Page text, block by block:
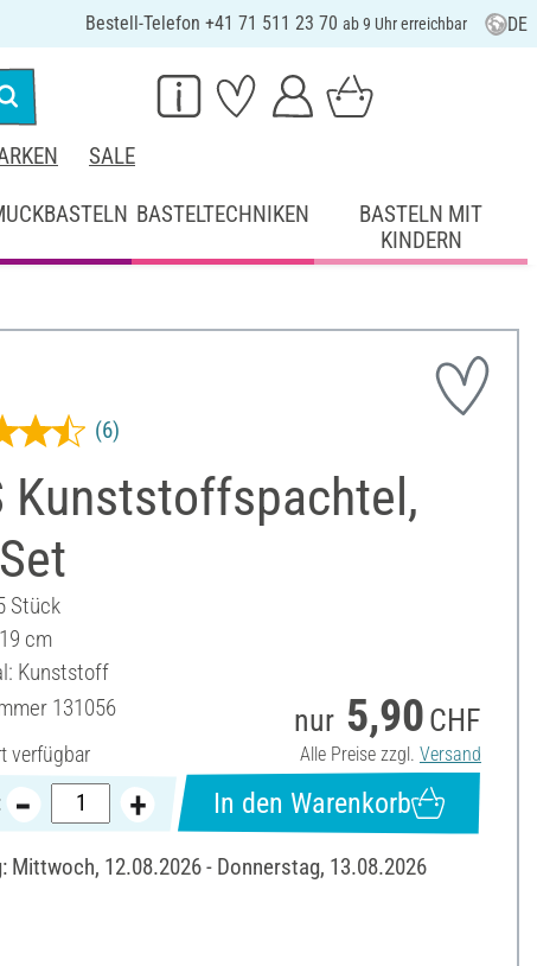
Bestell-Telefon +41 71 511 23 70 ab 9 Uhr erreichbar DE
SALE
BASTELTECHNIKEN
BASTELN MIT
KINDERN
Kunststoffspachtel,
(6)
Stück
cm
Kunststoff
131056
verfügbar
nur 5,90 CHF
Alle Preise zzgl. Versand
In den Warenkorb
Mittwoch, 12.08.2026 - Donnerstag, 13.08.2026